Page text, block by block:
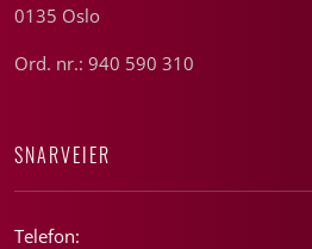
0135 Oslo
Ord. nr.: 940 590 310
SNARVEIER
Telefon: